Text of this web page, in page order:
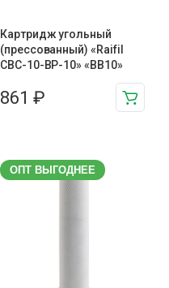
Картридж угольный
(прессованный) «Raifil
CBC-10-BP-10» «BB10»
861 ₽
ОПТ ВЫГОДНЕЕ